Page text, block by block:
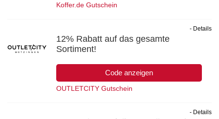
Koffer.de Gutschein
12% Rabatt auf das gesamte
Sortiment!
Code anzeigen
- Details
OUTLETCITY Gutschein
- Details